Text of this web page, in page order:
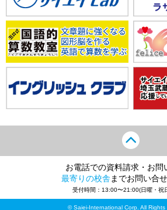
お電話での資料請求・お問
最寄りの校舎 までお問い合
受付時間：13:00〜21:00(日曜・祝
© Saiei-International Corp. All Rights